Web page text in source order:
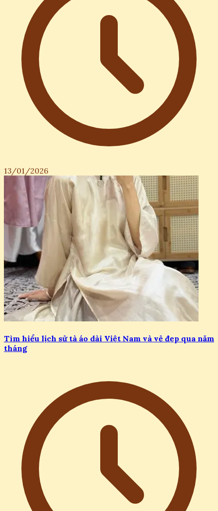
13/01/2026
Tìm hiểu lịch sử tà áo dài Việt Nam và vẻ đẹp qua năm
tháng